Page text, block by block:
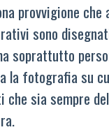
provvigione che
sono
soprattutto
la fotografia su
sia sempre